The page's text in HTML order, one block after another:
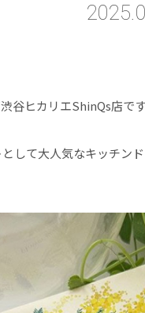
谷ヒカリエShinQs店です
して大人気なキッチン